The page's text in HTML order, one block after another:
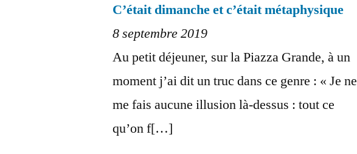
C’était dimanche et c’était métaphysique
8 septembre 2019
Au petit déjeuner, sur la Piazza Grande, à un
moment j’ai dit un truc dans ce genre : « Je ne
me fais aucune illusion là-dessus : tout ce
qu’on f[…]